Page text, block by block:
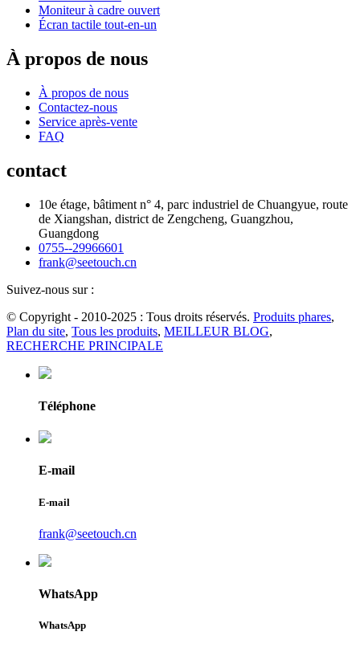
Moniteur à cadre ouvert
Écran tactile tout-en-un
À propos de nous
À propos de nous
Contactez-nous
Service après-vente
FAQ
contact
10e étage, bâtiment n° 4, parc industriel de Chuangyue, route
de Xiangshan, district de Zengcheng, Guangzhou,
Guangdong
0755--29966601
frank@seetouch.cn
Suivez-nous sur :
© Copyright - 2010-2025 : Tous droits réservés. Produits phares,
Plan du site, Tous les produits, MEILLEUR BLOG,
RECHERCHE PRINCIPALE
Téléphone
E-mail
E-mail
frank@seetouch.cn
WhatsApp
WhatsApp